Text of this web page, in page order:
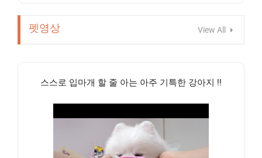
펫영상 View All
스스로 입마개 할 줄 아는 아주 기특한 강아지 !!